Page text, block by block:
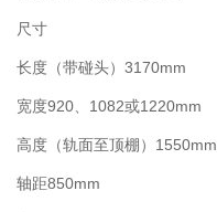
尺寸
长度（带碰头）3170mm
宽度920、1082或1220mm
高度（轨面至顶棚） 1550mm
轴距850mm